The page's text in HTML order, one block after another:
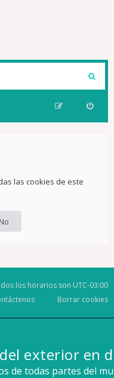
las cookies de este
los horarios son UTC-03:00
Borrar cookies
exterior en
de todas partes del